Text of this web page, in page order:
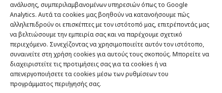
ανάλυσης, συμπεριλαμβανομένων υπηρεσιών όπως το Google
Analytics. Αυτά τα cookies μας βοηθούν να κατανοήσουμε πώς
αλληλεπιδρούν οι επισκέπτες με τον ιστότοπό μας, επιτρέποντάς μας
να βελτιώσουμε την εμπειρία σας και να παρέχουμε σχετικό
περιεχόμενο. Συνεχίζοντας να χρησιμοποιείτε αυτόν τον ιστότοπο,
συναινείτε στη χρήση cookies για αυτούς τους σκοπούς. Μπορείτε να
διαχειριστείτε τις προτιμήσεις σας για τα cookies ή να
απενεργοποιήσετε τα cookies μέσω των ρυθμίσεων του
προγράμματος περιήγησής σας.
Οργάνωσε το ταξίδι σου
CITY and CULTURE